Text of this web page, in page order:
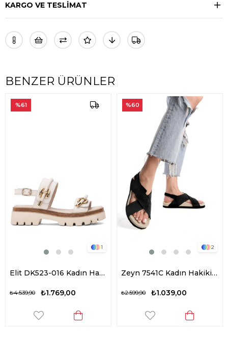
KARGO VE TESLİMAT
BENZER ÜRÜNLER
1
Elit DK523-016 Kadın Hakiki Deri Düz Sandalet Bej
₺1.769,00
₺4.539,90
%61
2
Zeyn 7541C Kadın Hakiki Deri Düz Sandalet Siyah
₺1.039,00
₺2.599,90
%60